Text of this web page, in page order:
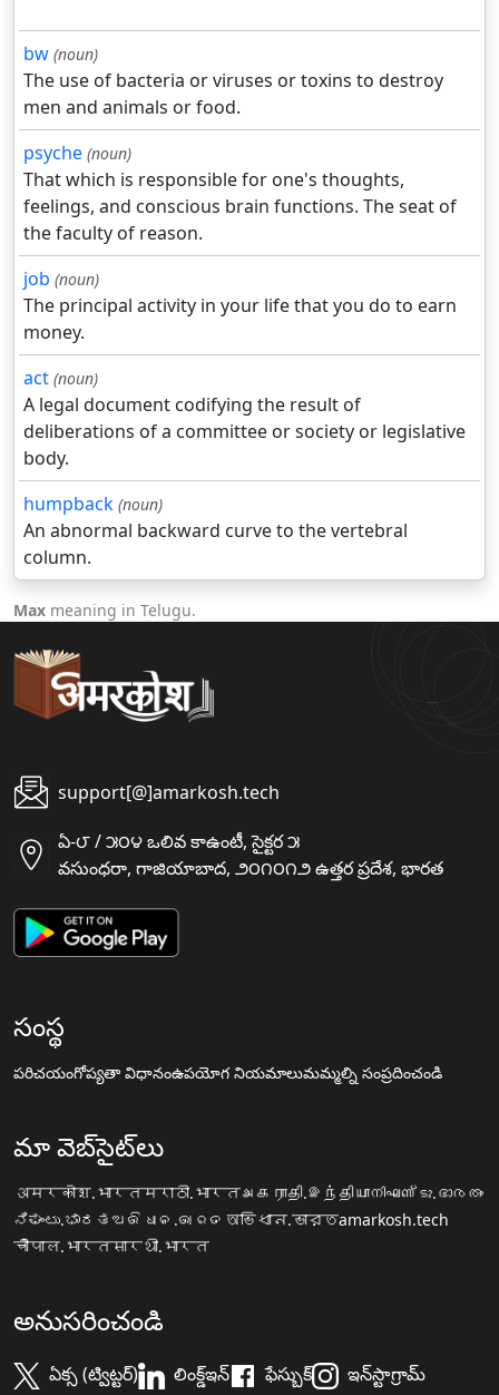
bw (noun)
The use of bacteria or viruses or toxins to destroy
men and animals or food.
psyche (noun)
That which is responsible for one's thoughts,
feelings, and conscious brain functions. The seat of
the faculty of reason.
job (noun)
The principal activity in your life that you do to earn
money.
act (noun)
A legal document codifying the result of
deliberations of a committee or society or legislative
body.
humpback (noun)
An abnormal backward curve to the vertebral
column.
Max meaning in Telugu.
support[@]amarkosh.tech
ఏ-౮ / ౫౦౪ ఒలివ కాఉంటీ, సైక్టర ౫
వసుంధరా, గాజియాబాద, ౨౦౧౦౧౨ ఉత్తర ప్రదేశ, భారత
సంస్థ
పరిచయంగోప్యతా విధానంఉపయోగ నియమాలుమమ్మల్ని సంప్రదించండి
మా వెబ్‌సైట్‌లు
अमरकोश.भारतमराठी.भारतஅகராதி.இந்தியாനിഘണ്ടു.ഭാരതം
ನಿಘಂಟು.ಭಾರತ ଅଭିଧାନ.ଭାରତ অভিধান.ভারতamarkosh.tech
चौपाल.भारतसारथी.भारत
అనుసరించండి
ఏక్స (ట్విట్టర్) లింక్డ్ఇన్ ఫేస్బుక్ ఇన్‌స్టాగ్రామ్